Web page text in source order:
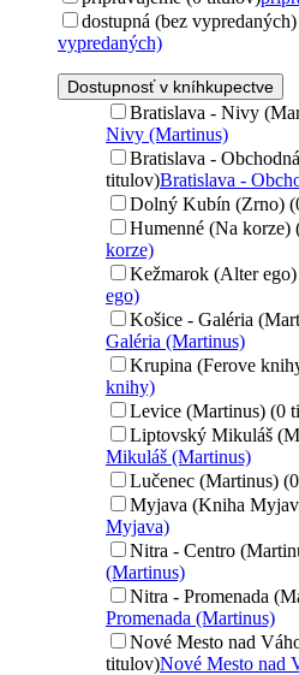
dostupná (bez
vypredaných)
Dostupnosť v kníhkupectve
Bratislava - Nivy
Nivy (Martinus)
Bratislava -
titulov)Bratislava -
Dolný Kubín (Zrno)
Humenné (Na korze)
korze)
Kežmarok (Alter
ego)
Košice - Galéria
Galéria (Martinus)
Krupina (Ferove
knihy)
Levice (Martinus) (0
Liptovský Mikuláš
Mikuláš (Martinus)
Lučenec (Martinus)
Myjava (Kniha
Myjava)
Nitra - Centro
(Martinus)
Nitra - Promenada
Promenada (Martinus)
Nové Mesto nad
titulov)Nové Mesto nad